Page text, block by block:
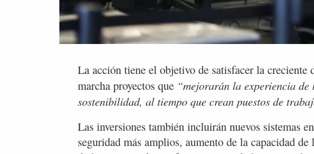
La acción tiene el objetivo de satisfacer la creciente
marcha proyectos que “mejorarán la experiencia
sostenibilidad, al tiempo que crean puestos de
Las inversiones también incluirán nuevos sistemas
seguridad más amplios, aumento de la capacidad